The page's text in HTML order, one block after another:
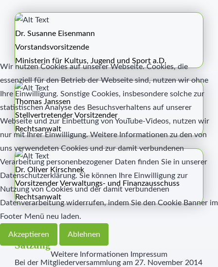
Dr. Susanne Eisenmann
Vorstandsvorsitzende
Ministerin für Kultus, Jugend und Sport a.D.
Thomas Janssen
Stellvertretender Vorsitzender
Rechtsanwalt
Dr. Oliver Kirschnek
Vorsitzender Verwaltungs- und Finanzausschuss
Rechtsanwalt
Satzung
Bei der Mitgliederversammlung am 27. November 2014
Wir nutzen Cookies auf unserer Webseite. Cookies, die
essenziell für den Betrieb der Webseite sind, nutzen wir ohne
Ihre Einwilligung. Sonstige Cookies, insbesondere solche zur
statistischen Analyse des Besuchsverhaltens auf unserer
Webseite und zur Einbettung von YouTube-Videos, nutzen wir
nur mit Ihrer Einwilligung. Weitere Informationen zu den von
uns verwendeten Cookies und zur damit verbundenen
Verarbeitung personenbezogener Daten finden Sie in unserer
Datenschutzerklärung. Sie können Ihre Einwilligung zur
Nutzung von Cookies und der damit verbundenen
Datenverarbeitung widerrufen, indem Sie den Cookie Banner im
Footer Menü neu laden.
Akzeptieren Ablehnen
Weitere Informationen Impressum